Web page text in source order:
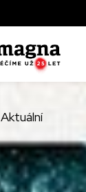
Aktuální